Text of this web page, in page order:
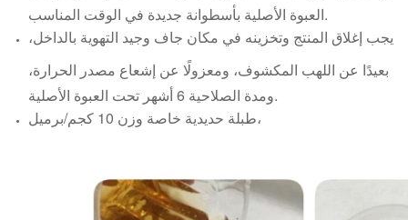
يجب إغلاق المنتج وتخزينه في مكان جاف وجيد التهوية بالداخل،
بعيدًا عن اللهب المكشوف، ومعزولًا عن إشعاع مصدر الحرارة،
طبلة حديدية خاصة وزن 10 كجم/برميل،